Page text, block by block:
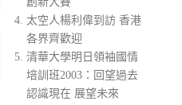
太空人楊利偉到訪 香港
各界齊歡迎
清華大學明日領袖國情
培訓班2003：回望過去
認識現在 展望未來